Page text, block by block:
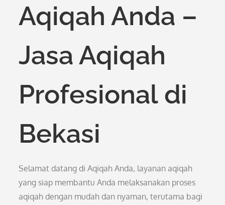
Aqiqah Anda –
Jasa Aqiqah
Profesional di
Bekasi
Selamat datang di Aqiqah Anda, layanan aqiqah
yang siap membantu Anda melaksanakan proses
aqiqah dengan mudah dan nyaman, terutama bagi